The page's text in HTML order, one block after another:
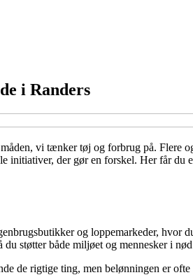
i Randers
vi tænker tøj og forbrug på. Flere
der gør en forskel. Her får
og loppemarkeder,
støtter både miljøet og mennesker i
de rigtige ting, men belønningen er